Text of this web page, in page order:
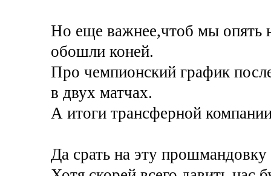
Но еще важнее,чтоб мы опять
обошли коней.
Про чемпионский график
в двух матчах.
А итоги трансферной
Да срать на эту прошмандовку